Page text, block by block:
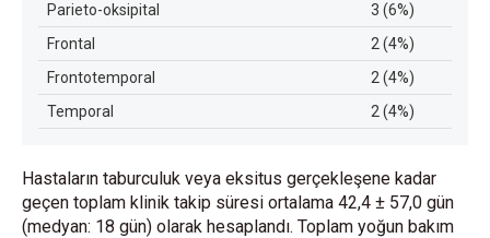
Parieto-oksipital
3 (6%)
Frontal
2 (4%)
Frontotemporal
2 (4%)
Temporal
2 (4%)
Hastaların taburculuk veya eksitus gerçekleşene kadar
geçen toplam klinik takip süresi ortalama 42,4 ± 57,0 gün
(medyan: 18 gün) olarak hesaplandı. Toplam yoğun bakım